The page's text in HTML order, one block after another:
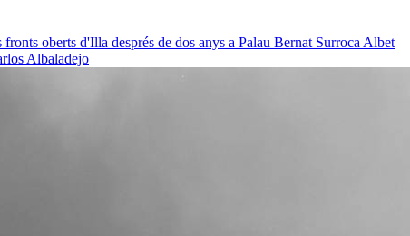
oberts d'Illa després de dos anys a Palau Bernat Surroca Albet
Albaladejo